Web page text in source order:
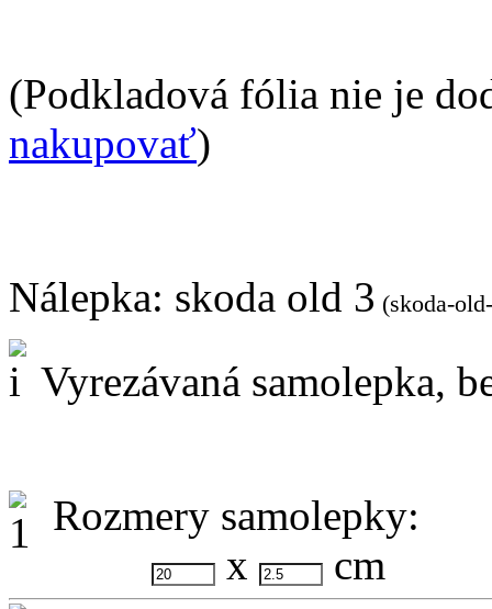
(Podkladová fólia nie je
nakupovať)
Nálepka: skoda old 3 (skoda-
Vyrezávaná samolepka,
Rozmery samolepky:
x
cm